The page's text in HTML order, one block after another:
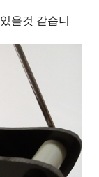
을것 같습니